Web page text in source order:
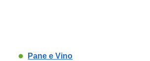
Pane e Vino